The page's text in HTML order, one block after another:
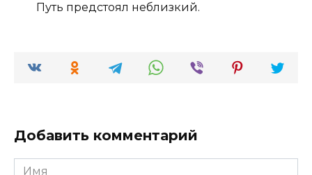
Путь предстоял неблизкий.
Добавить комментарий
Имя